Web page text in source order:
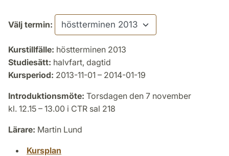
Välj termin:
Kurstillfälle: höstterminen 2013
Studiesätt: halvfart, dagtid
Kursperiod: 2013-11-01 – 2014-01-19
Introduktionsmöte: Torsdagen den 7 november
kl. 12.15 – 13.00 i CTR sal 218
Lärare: Martin Lund
Kursplan